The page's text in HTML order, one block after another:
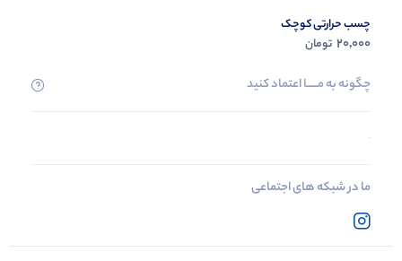
چسب حرارتی کوچک
20,000 تومان
چگونه به مــــــا اعتماد کنید
ما در شبکه های اجتماعی